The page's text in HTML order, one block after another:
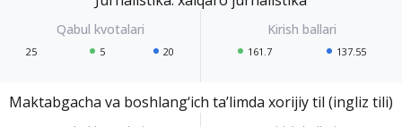
25 5 20 161.7 137.55
Maktabgacha va boshlang‘ich ta’limda xorijiy til (ingliz tili)